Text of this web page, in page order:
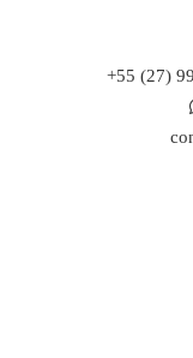
+55 (27)